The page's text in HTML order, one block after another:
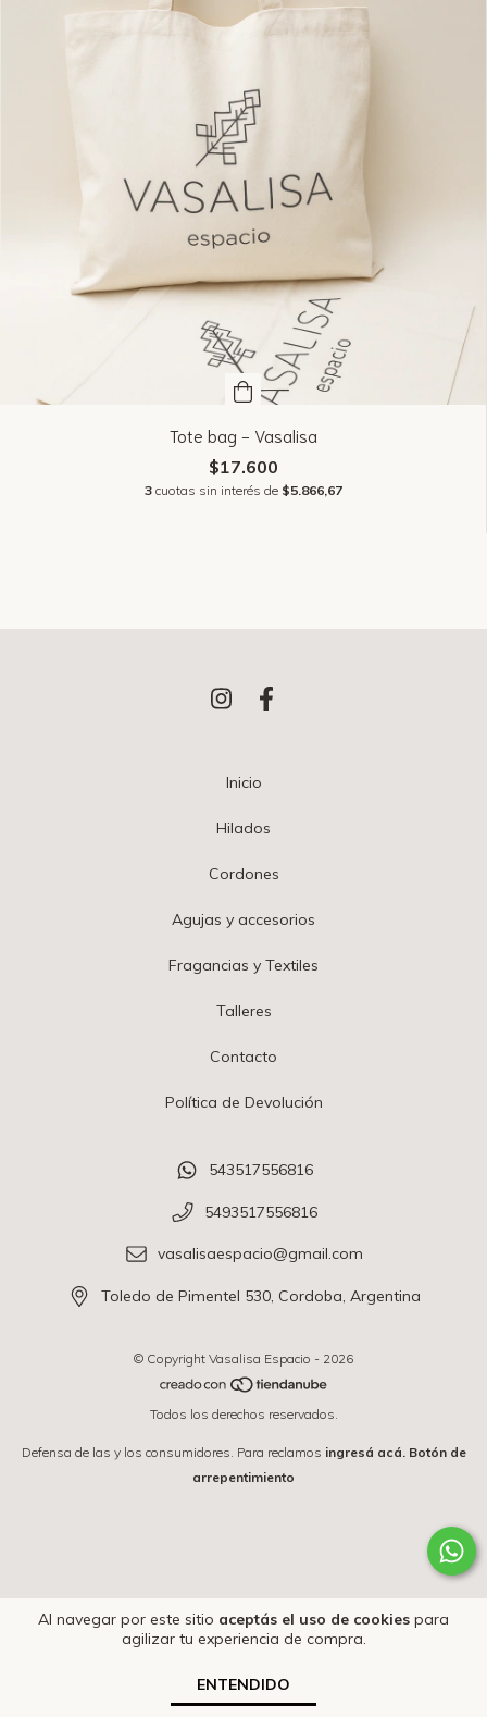
Al navegar por este sitio aceptás el uso de cookies para
agilizar tu experiencia de compra.
ENTENDIDO
Tote bag - Vasalisa
$17.600
3 cuotas sin interés de $5.866,67
Inicio
Hilados
Cordones
Agujas y accesorios
Fragancias y Textiles
Talleres
Contacto
Política de Devolución
543517556816
5493517556816
vasalisaespacio@gmail.com
Toledo de Pimentel 530, Cordoba, Argentina
© Copyright Vasalisa Espacio - 2026
Todos los derechos reservados.
Defensa de las y los consumidores. Para reclamos ingresá acá. Botón de
arrepentimiento